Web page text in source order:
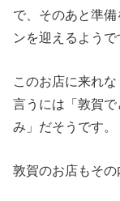
で、そのあと準
ンを迎えるようで
このお店に来れ
言うには「敦賀
み」だそうです。
敦賀のお店もその